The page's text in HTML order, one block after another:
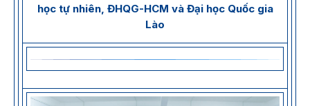
học tự nhiên, ĐHQG-HCM và Đại học Quốc gia
Lào